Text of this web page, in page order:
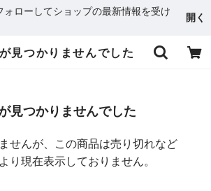
ォローしてショップの最新情報を受け
開く
見つかりませんでした
見つかりませんでした
せんが、この商品は売り切れなど
り現在表示しておりません。